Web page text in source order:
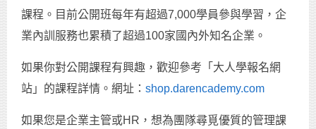
課程。目前公開班每年有超過7,000學員參與學習，企
業內訓服務也累積了超過100家國內外知名企業。
如果你對公開課程有興趣，歡迎參考「大人學報名網
站」的課程詳情。網址： shop.darencademy.com
如果您是企業主管或HR，想為團隊尋覓優質的管理課